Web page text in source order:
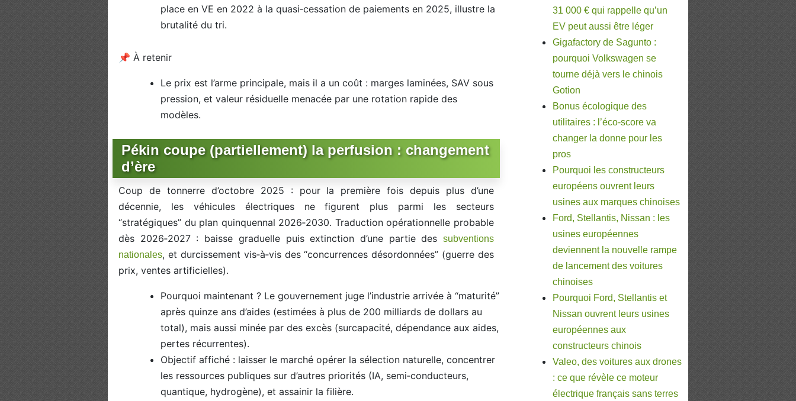
place en VE en 2022 à la quasi‑cessation de paiements en 2025, illustre la
brutalité du tri.
📌 À retenir
Le prix est l’arme principale, mais il a un coût : marges laminées, SAV sous
pression, et valeur résiduelle menacée par une rotation rapide des
modèles.
Pékin coupe (partiellement) la perfusion : changement
d’ère
Coup de tonnerre d’octobre 2025 : pour la première fois depuis plus d’une
décennie, les véhicules électriques ne figurent plus parmi les secteurs
“stratégiques” du plan quinquennal 2026‑2030. Traduction opérationnelle probable
dès 2026‑2027 : baisse graduelle puis extinction d’une partie des subventions
nationales, et durcissement vis‑à‑vis des “concurrences désordonnées” (guerre des
prix, ventes artificielles).
Pourquoi maintenant ? Le gouvernement juge l’industrie arrivée à “maturité”
après quinze ans d’aides (estimées à plus de 200 milliards de dollars au
total), mais aussi minée par des excès (surcapacité, dépendance aux aides,
pertes récurrentes).
Objectif affiché : laisser le marché opérer la sélection naturelle, concentrer
les ressources publiques sur d’autres priorités (IA, semi‑conducteurs,
quantique, hydrogène), et assainir la filière.
31 000 € qui rappelle qu’un
EV peut aussi être léger
Gigafactory de Sagunto :
pourquoi Volkswagen se
tourne déjà vers le chinois
Gotion
Bonus écologique des
utilitaires : l’éco-score va
changer la donne pour les
pros
Pourquoi les constructeurs
européens ouvrent leurs
usines aux marques chinoises
Ford, Stellantis, Nissan : les
usines européennes
deviennent la nouvelle rampe
de lancement des voitures
chinoises
Pourquoi Ford, Stellantis et
Nissan ouvrent leurs usines
européennes aux
constructeurs chinois
Valeo, des voitures aux drones
: ce que révèle ce moteur
électrique français sans terres